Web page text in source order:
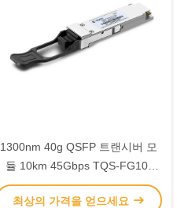
1300nm 40g QSFP 트랜시버 모
듈 10km 45Gbps TQS-FG10-
30DCR
최상의 가격을 얻으세요